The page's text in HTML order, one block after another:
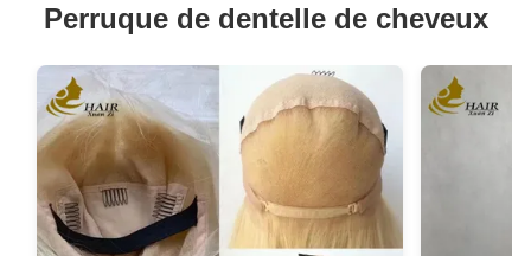
Perruque de dentelle de cheveux